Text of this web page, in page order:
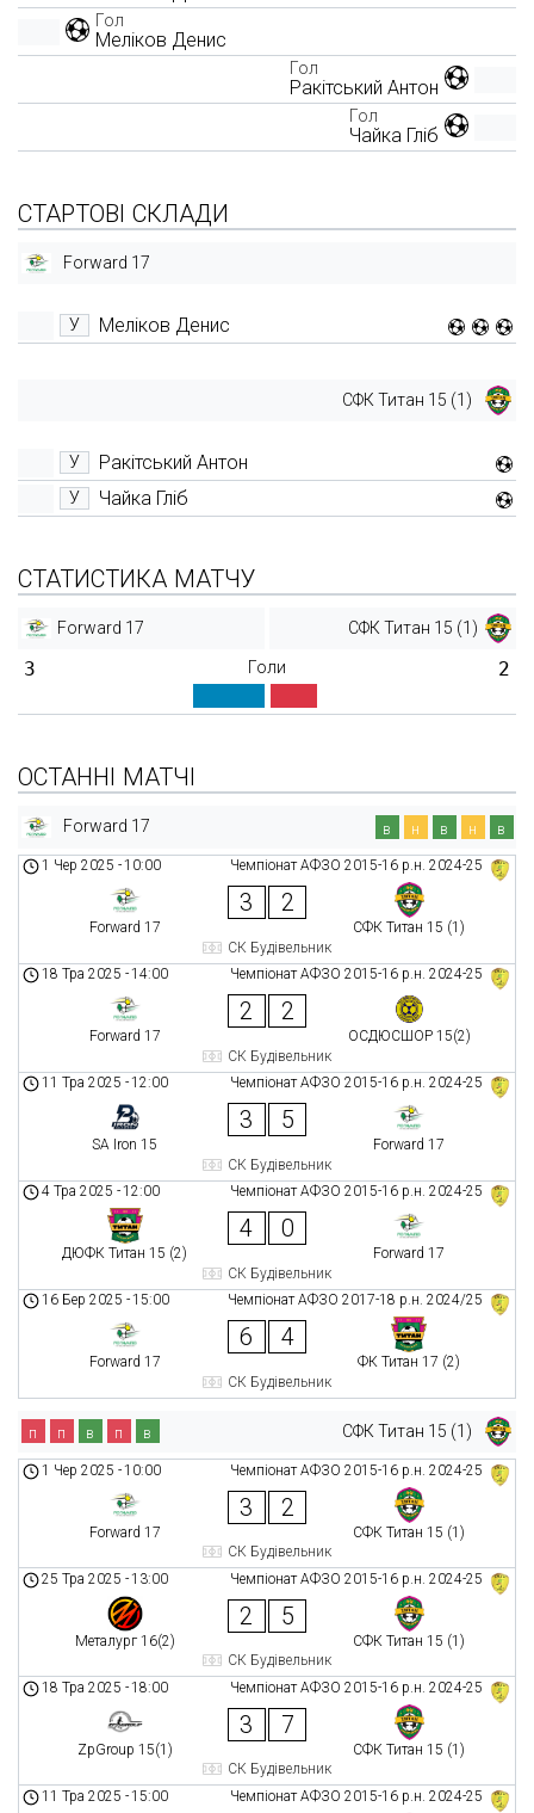
Гол
Меліков Денис
Гол
Ракітський Антон
Гол
Чайка Гліб
СТАРТОВІ СКЛАДИ
Forward 17
У Меліков Денис
СФК Титан 15 (1)
У Ракітський Антон
У Чайка Гліб
СТАТИСТИКА МАТЧУ
Forward 17 СФК Титан 15 (1)
3 Голи 2
ОСТАННІ МАТЧІ
Forward 17 в н в н в
Чемпіонат АФЗО 2015-16 р.н. 2024-25
1 Чер 2025 -10:00
Forward 17
3 2
СФК Титан 15 (1)
СК Будівельник
Чемпіонат АФЗО 2015-16 р.н. 2024-25
18 Тра 2025 -14:00
Forward 17
2 2
ОСДЮСШОР 15(2)
СК Будівельник
Чемпіонат АФЗО 2015-16 р.н. 2024-25
11 Тра 2025 -12:00
SA Iron 15
3 5
Forward 17
СК Будівельник
Чемпіонат АФЗО 2015-16 р.н. 2024-25
4 Тра 2025 -12:00
ДЮФК Титан 15 (2)
4 0
Forward 17
СК Будівельник
Чемпіонат АФЗО 2017-18 р.н. 2024/25
16 Бер 2025 -15:00
Forward 17
6 4
ФК Титан 17 (2)
СК Будівельник
СФК Титан 15 (1)
п п в п в
Чемпіонат АФЗО 2015-16 р.н. 2024-25
1 Чер 2025 -10:00
Forward 17
3 2
СФК Титан 15 (1)
СК Будівельник
Чемпіонат АФЗО 2015-16 р.н. 2024-25
25 Тра 2025 -13:00
Металург 16(2)
2 5
СФК Титан 15 (1)
СК Будівельник
Чемпіонат АФЗО 2015-16 р.н. 2024-25
18 Тра 2025 -18:00
ZpGroup 15(1)
3 7
СФК Титан 15 (1)
СК Будівельник
Чемпіонат АФЗО 2015-16 р.н. 2024-25
11 Тра 2025 -15:00